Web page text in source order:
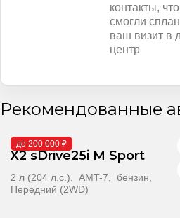
контакты,
смогли
ваш визит в
центр
Рекомендованные
до 200 000 ₽
В поставке
X2 sDrive25i M Sport
2 л (204 л.с.), AMT-7, бензин,
Передний (2WD)